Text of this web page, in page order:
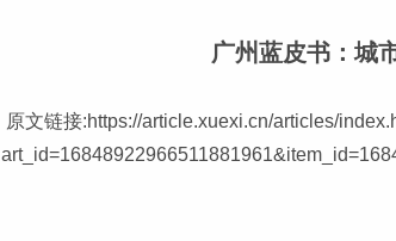
广州蓝皮书：城
原文链接:https://article.xuexi.cn/articles/